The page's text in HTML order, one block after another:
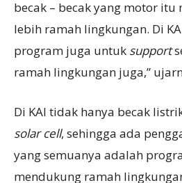
becak – becak yang motor
lebih ramah lingkungan. Di
program juga untuk support
ramah lingkungan juga,”
Di KAI tidak hanya becak
solar cell, sehingga ada
yang semuanya adalah
mendukung ramah